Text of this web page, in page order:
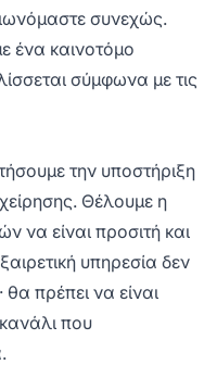
συνεχώς.
ένα καινοτόμο
σύμφωνα με τις
την υποστήριξη
Θέλουμε η
να είναι προσιτή και
υπηρεσία δεν
θα πρέπει να είναι
που